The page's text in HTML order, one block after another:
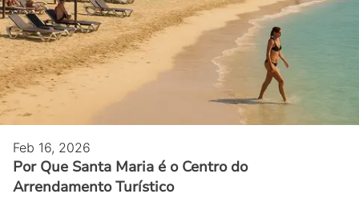
Feb 16, 2026
Por Que Santa Maria é o Centro do
Arrendamento Turístico